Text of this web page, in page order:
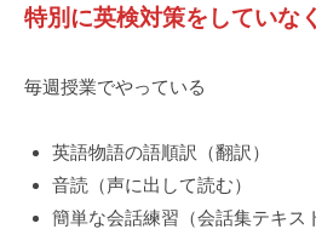
特別に英検対策をしていな
毎週授業でやっている
英語物語の語順訳（翻訳）
音読（声に出して読む）
簡単な会話練習（会話集テキス